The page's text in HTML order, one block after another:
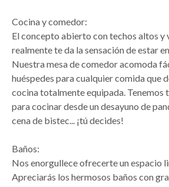
Cocina y comedor:
El concepto abierto con techos altos y
realmente te da la sensación de estar
Nuestra mesa de comedor acomoda
huéspedes para cualquier comida que
cocina totalmente equipada. Tenemos
para cocinar desde un desayuno de
cena de bistec... ¡tú decides!
Baños:
Nos enorgullece ofrecerte un espacio
Apreciarás los hermosos baños con